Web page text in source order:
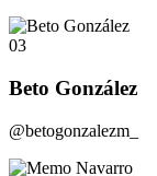
03
Beto González
@betogonzalezm_